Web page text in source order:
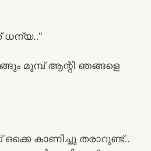
ധന്യ..”
മുമ്പ് ആന്റി ഞങ്ങളെ
കാണിച്ചു തരാറുണ്ട്..